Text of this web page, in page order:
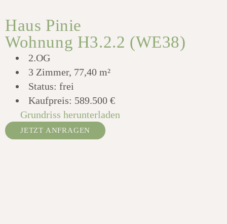
Haus Pinie
Wohnung H3.2.2 (WE38)
2.OG
3 Zimmer, 77,40 m²
Status: frei
Kaufpreis: 589.500 €
Grundriss herunterladen
JETZT ANFRAGEN